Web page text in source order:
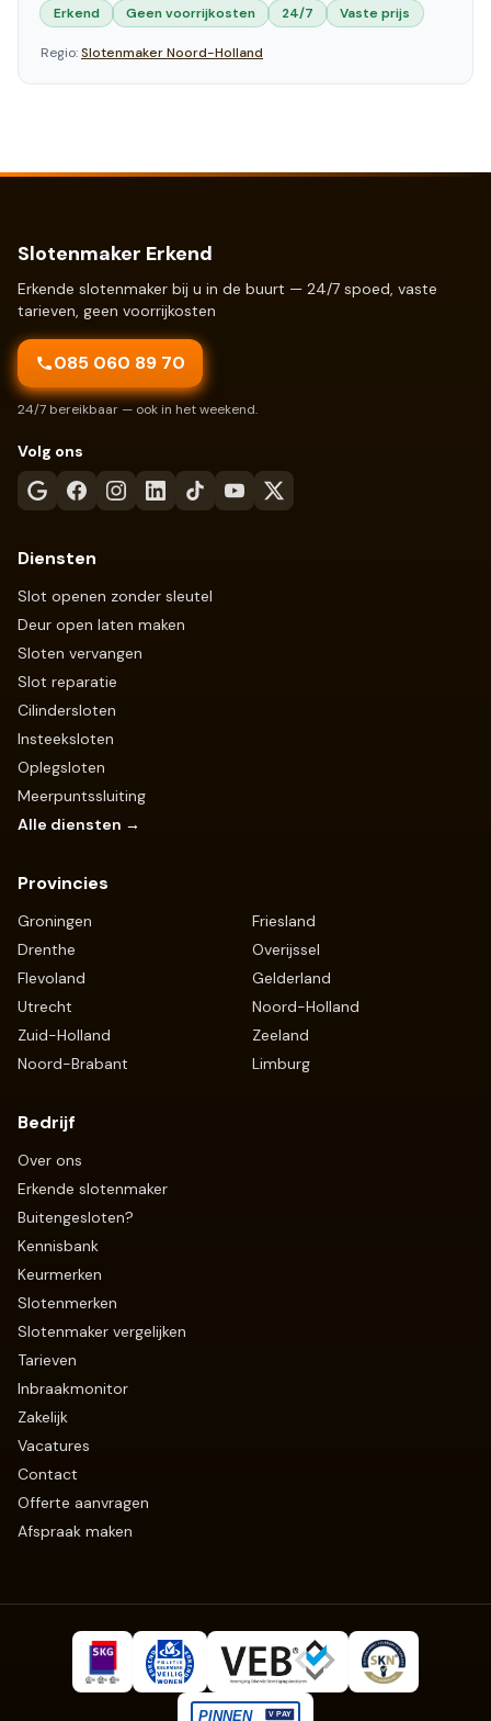
Erkend Geen voorrijkosten 24/7 Vaste prijs
Regio:SlotenmakerNoord-Holland
Slotenmaker Erkend
Erkende slotenmaker bij u in de buurt — 24/7 spoed, vaste
tarieven, geen voorrijkosten
085 060 89 70
24/7 bereikbaar — ook in het weekend.
Volg ons
Diensten
Slot openen zonder sleutel
Deur open laten maken
Sloten vervangen
Slot reparatie
Cilindersloten
Insteeksloten
Oplegsloten
Meerpuntssluiting
Alle diensten →
Provincies
Groningen
Friesland
Drenthe
Overijssel
Flevoland
Gelderland
Utrecht
Noord-Holland
Zuid-Holland
Zeeland
Noord-Brabant
Limburg
Bedrijf
Over ons
Erkende slotenmaker
Buitengesloten?
Kennisbank
Keurmerken
Slotenmerken
Slotenmaker vergelijken
Tarieven
Inbraakmonitor
Zakelijk
Vacatures
Contact
Offerte aanvragen
Afspraak maken